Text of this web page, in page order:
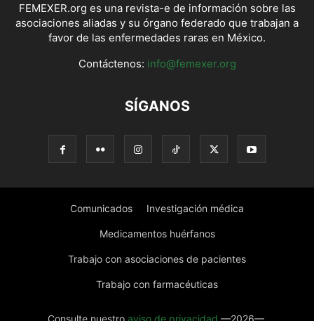
FEMEXER.org es una revista-e de información sobre las
asociaciones aliadas y su órgano federado que trabajan a
favor de las enfermedades raras en México.
Contáctenos: info@femexer.org
SÍGANOS
Comunicados Investigación médica
Medicamentos huérfanos
Trabajo con asociaciones de pacientes
Trabajo con farmacéuticas
Consulte nuestro aviso de privacidad —2026—.